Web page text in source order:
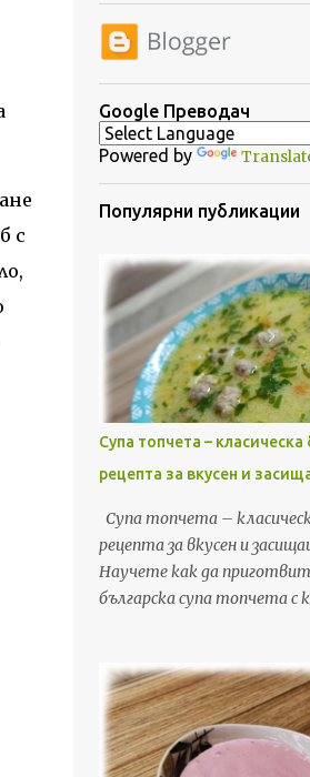
с
Google Преводач
Powered by
Популярни публикации
Супа топчета – класическа
рецепта за вкусен и
Супа топчета –
рецепта за вкусен и
Научете как да
българска супа топчета с
вечеря, с подробни стъпки
търсите рецепта, която
уют, домашен вкус и
топчета е точно това,